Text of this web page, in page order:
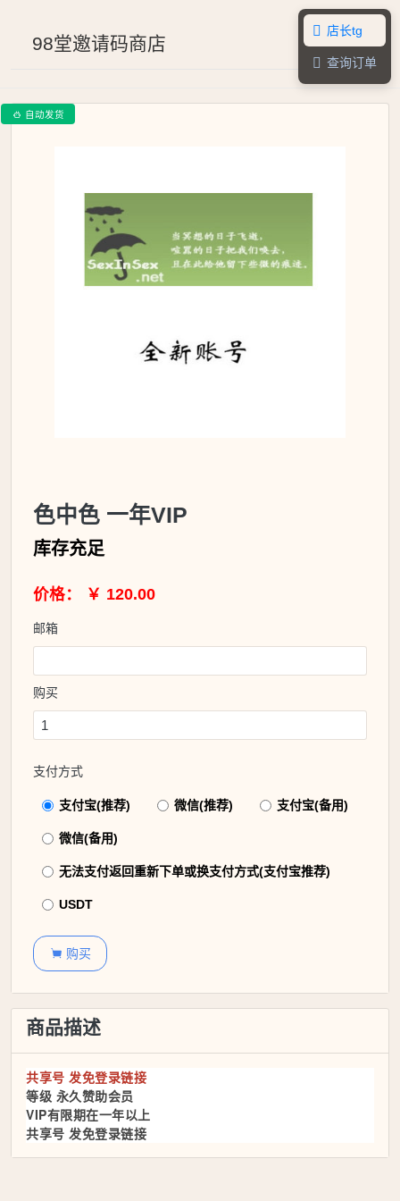
98堂邀请码商店
 店长tg
 查询订单
 自动发货
色中色 一年VIP
库存充足
价格： ￥ 120.00
邮箱
购买
支付方式
支付宝(推荐) 微信(推荐) 支付宝(备用)
微信(备用)
无法支付返回重新下单或换支付方式(支付宝推荐)
USDT
 购买
商品描述
共享号 发免登录链接
等级 永久赞助会员
VIP有限期在一年以上
共享号 发免登录链接